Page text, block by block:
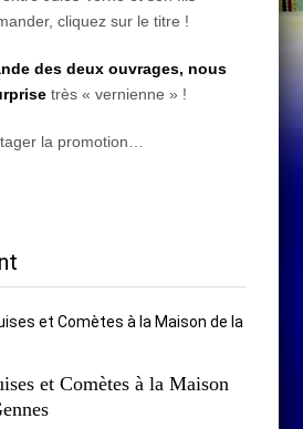
cliquez sur le titre !
des deux ouvrages, nous
très « vernienne » !
la promotion…
et Comètes à la Maison